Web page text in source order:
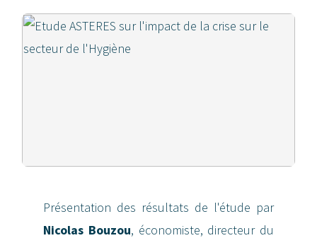
Présentation des résultats de l'étude par
Nicolas Bouzou, économiste, directeur du